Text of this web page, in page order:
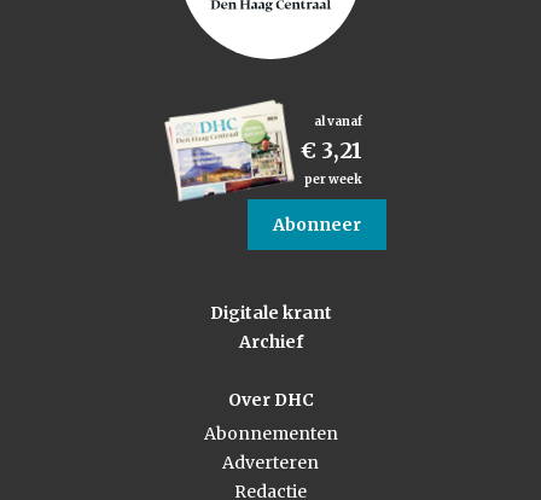
al vanaf
€ 3,21
per week
Abonneer
Digitale krant
Archief
Over DHC
Abonnementen
Adverteren
Redactie